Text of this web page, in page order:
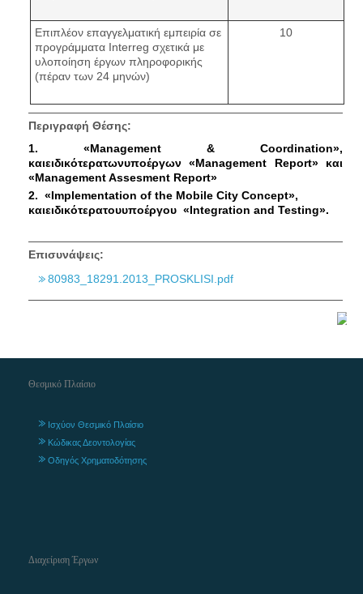
Επιπλέον επαγγελματική εμπειρία σε
προγράμματα Interreg σχετικά με
υλοποίηση έργων πληροφορικής
(πέραν των 24 μηνών)
10
Περιγραφή Θέσης:
1. «Management & Coordination»,
καιειδικότερατωνυποέργων «Management Report» και
«Management Assesment Report»
2. «Implementation of the Mobile City Concept»,
καιειδικότερατουυποέργου «Integration and Testing».
Επισυνάψεις:
80983_18291.2013_PROSKLISI.pdf
Θεσμικό Πλαίσιο
Ισχύον Θεσμικό Πλαίσιο
Κώδικας Δεοντολογίας
Οδηγός Χρηματοδότησης
Διαχείριση Έργων